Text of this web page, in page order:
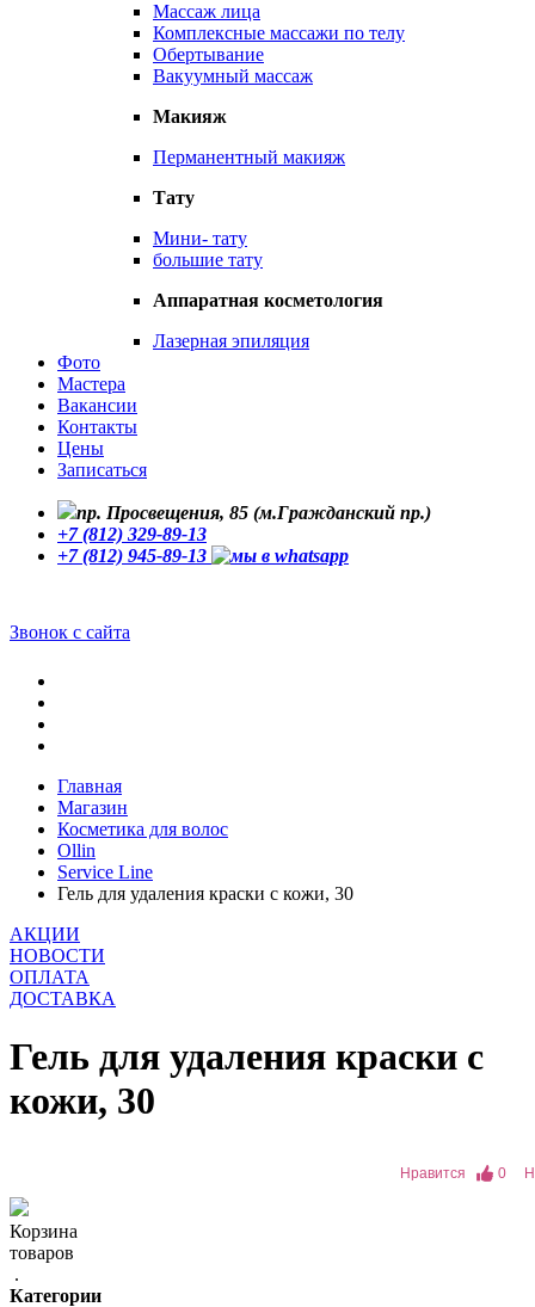
Массаж лица
Комплексные массажи по телу
Обертывание
Вакуумный массаж
Макияж
Перманентный макияж
Тату
Мини- тату
большие тату
Аппаратная косметология
Лазерная эпиляция
Фото
Мастера
Вакансии
Контакты
Цены
Записаться
пр. Просвещения, 85 (м.Гражданский пр.)
+7 (812) 329-89-13
+7 (812) 945-89-13
Звонок с сайта
Главная
Магазин
Косметика для волос
Ollin
Service Line
Гель для удаления краски с кожи, 30
АКЦИИ
НОВОСТИ
ОПЛАТА
ДОСТАВКА
Гель для удаления краски с
кожи, 30
Нравится 0
Корзина
товаров
.
Категории